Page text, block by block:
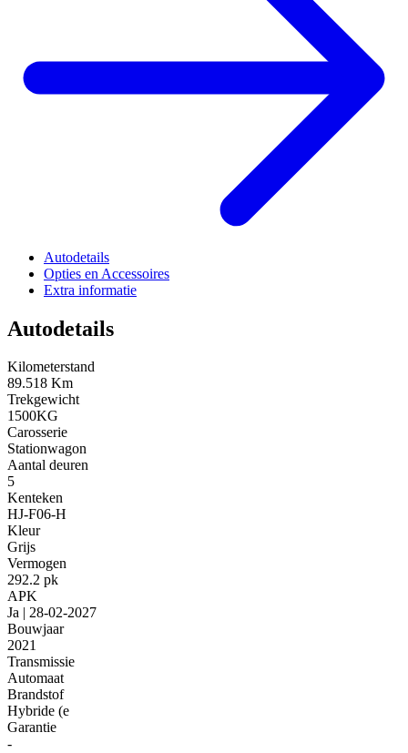
Autodetails
Opties en Accessoires
Extra informatie
Autodetails
Kilometerstand
89.518 Km
Trekgewicht
1500KG
Carosserie
Stationwagon
Aantal deuren
5
Kenteken
HJ-F06-H
Kleur
Grijs
Vermogen
292.2 pk
APK
Ja | 28-02-2027
Bouwjaar
2021
Transmissie
Automaat
Brandstof
Hybride (e
Garantie
-